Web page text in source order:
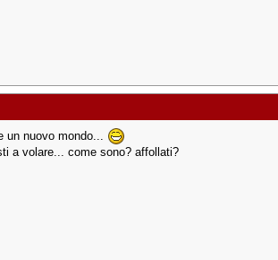
un nuovo mondo...
a volare... come sono? affollati?